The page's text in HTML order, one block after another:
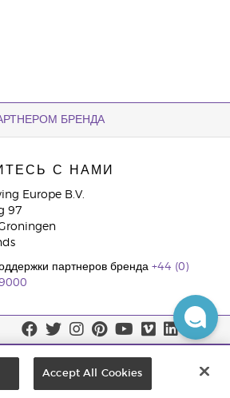
БРЕНДА
С НАМИ
Europe B.V.
97
партнеров бренда +44 (0)
даете согласие на размещение этих файлов cookie на
Accept All Cookies